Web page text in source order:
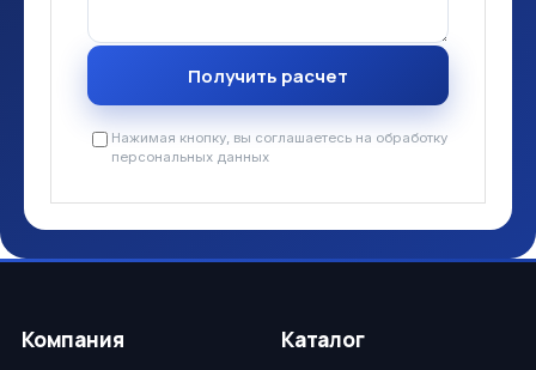
Нажимая кнопку, вы соглашаетесь на обработку
персональных данных
Компания Каталог